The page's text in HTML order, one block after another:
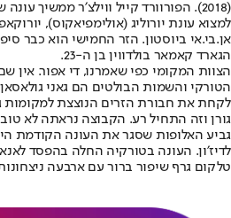
(2018). הפורוורד קייל ווילצ׳ר ממשיך
אן.בי.אי ביוסטון. הזר החמישי הוא כבר
הגארד קאמאר בולדווין בן ה-23.
הצוות המקומי כפי שאמרנו, די אפור. אין
הטורקי והשמות הבולטים הם גאני
לקחת את חבורת הזרים הנוצצת למקומות
גורן וזה התחיל רע. הקבוצה נראתה לא
גביע האלופות שסגר את העונה הקודמת
לדיז׳ון. העונה בטורקיה החלה בהפסד
טלקום גרף שיפור ברור עם ארבעה